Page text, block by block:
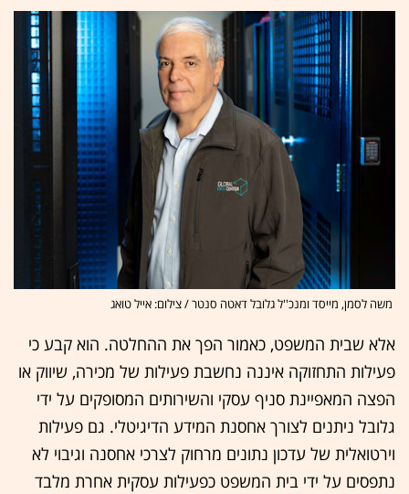
משה לסמן, מייסד ומנכ''ל גלובל דאטה סנטר / צילום: אייל טואג
אלא שבית המשפט, כאמור הפך את ההחלטה. הוא קבע כי
פעילות התחזוקה איננה נחשבת פעילות של מכירה, שיווק או
הפצה המאפיינת סניף עסקי והשירותים המסופקים על ידי
גלובל ניתנים לצורך אחסנת המידע הדיגיטלי. גם פעילות
וירטואלית של עדכון נתונים מרחוק לצרכי אחסנה וגיבוי לא
נתפסים על ידי בית המשפט כפעילות עסקית אחרת מלבד